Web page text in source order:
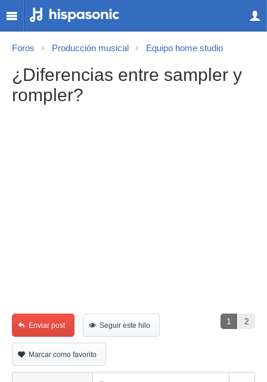
Foros Producción musical Equipo home studio
¿Diferencias entre sampler y
rompler?
1 2
Enviar post Seguir este hilo
Marcar como favorito